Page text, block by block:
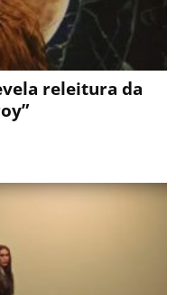
releitura da